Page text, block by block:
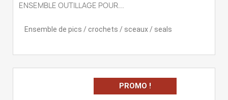
ENSEMBLE OUTILLAGE POUR...
Ensemble de pics / crochets / sceaux / seals
PROMO !